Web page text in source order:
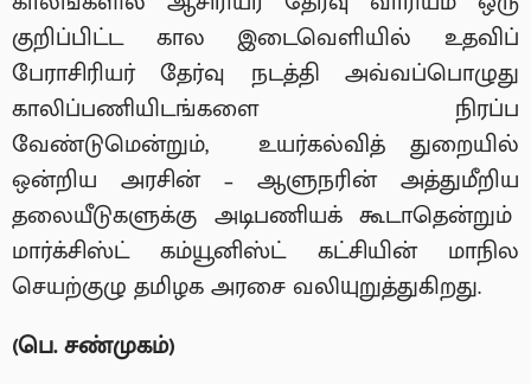
குறிப்பிட்ட கால இடைவெளியில் உதவிப்
பேராசிரியர் தேர்வு நடத்தி அவ்வப்பொழுது
காலிப்பணியிடங்களை நிரப்ப
வேண்டுமென்றும், உயர்கல்வித் துறையில்
ஒன்றிய அரசின் – ஆளுநரின் அத்துமீறிய
தலையீடுகளுக்கு அடிபணியக் கூடாதென்றும்
மார்க்சிஸ்ட் கம்யூனிஸ்ட் கட்சியின் மாநில
செயற்குழு தமிழக அரசை வலியுறுத்துகிறது.
(பெ. சண்முகம்)